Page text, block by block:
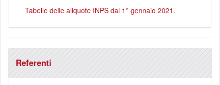
Tabelle delle aliquote INPS dal 1° gennaio 2021.
Referenti